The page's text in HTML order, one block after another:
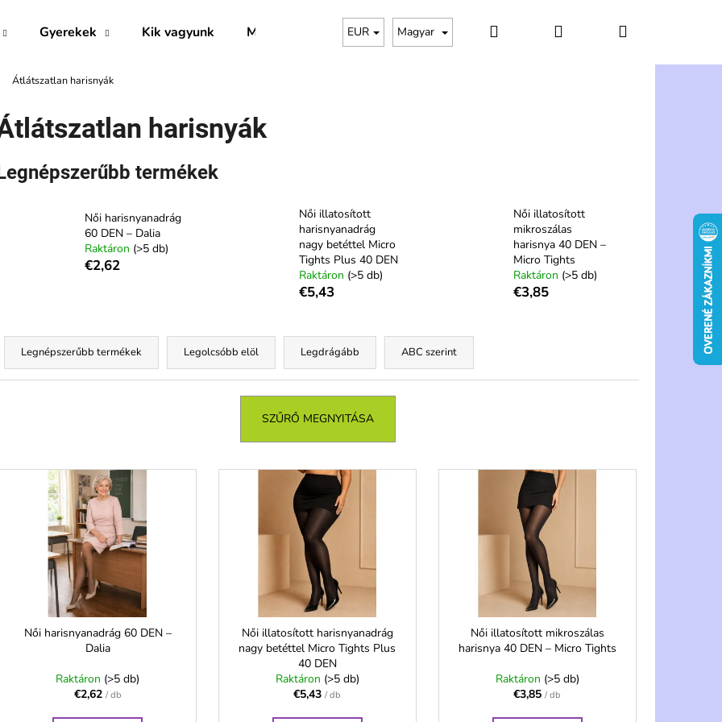
Gyerekek Kik vagyunk Márkák EUR Magyar Keresés Bejelentkezés
Kosár
Átlátszatlan harisnyák
harisnyák
termékek
Női harisnyanadrág
60 DEN – Dalia
Raktáron (>5 db)
€2,62
Női illatosított
harisnyanadrág
nagy betéttel Micro
Tights Plus 40 DEN
Raktáron (>5 db)
€5,43
Női illatosított
mikroszálas
harisnya 40 DEN –
Micro Tights
Raktáron (>5 db)
€3,85
T
Legnépszerűbb termékek Legolcsóbb elöl Legdrágább ABC szerint
SZŰRŐ MEGNYITÁSA
Női harisnyanadrág 60 DEN –
Dalia
Raktáron (>5 db)
€2,62 / db
Női illatosított harisnyanadrág
nagy betéttel Micro Tights Plus
40 DEN
Raktáron (>5 db)
€5,43/ db
Női illatosított mikroszálas
harisnya 40 DEN – Micro Tights
Raktáron (>5 db)
€3,85/ db
Mit keres?
Ajánljuk
NŐI PAMUT ALSÓ MAGASABB
- FERA
NŐI FINOM ZOKNI 20 DEN
ELASZTÁNNAL – 2 PÁR – PELA
€1,91